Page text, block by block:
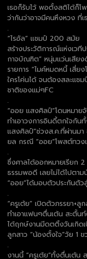
เธอก็รับไว้ พอตั้งสติได้ก็
ว่ากันว่าอาจมีคนหึงหวง ที่
.
“ไรอัล” แชมป์ 200 สมัย
สร้างประวัติการณ์แห่งเวที
กาจบัณฑิต” หนุ่มแว่นเสีย
รายการ “ไมค์หมดหนี้ เสี่
ใครโค่นได้ จนต้องสละแช
ชาติของแม่ๆFC
.
“ออย แสงศิลป์”โดนหมาย
ทำเอาวงการอินดี้ตกใจกัน
แสงศิลป์”ช่วงส.ค.ที่ผ่านมา
ยล กรณี “ออย”โพสต์ทวง
.
ซึ่งศาลได้ออกหมายเรียก
ธรรมพอดี เลยไม่ได้ไปตา
“ออย”ได้มอบตัวประกันตั
.
“ครูเต้ย” เปิดตัวภรรยา+ลูก
ทำเอาแฟนๆตื่นเต้น สะตั้น
ได้ฤกษ์งานมีดตติ้งวันเกิด
ลูกสาว “น้องตั้งใจ”วัย 1
.
งานนี้ “ครูเต้ย”ทั้งตื่นเต้น